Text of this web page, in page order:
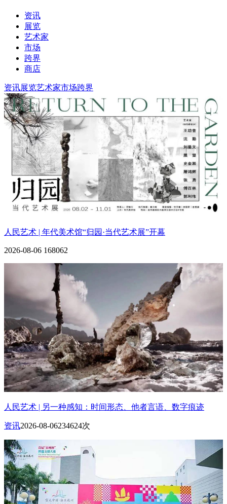
资讯
展览
艺术家
市场
跨界
商店
资讯展览艺术家市场跨界
人民艺术 | 年代美术馆“归园·当代艺术展”开幕
2026-08-06 168062
人民艺术 | 另一种感知：时间形态、他者言语、数字痕迹
资讯2026-08-06234624次